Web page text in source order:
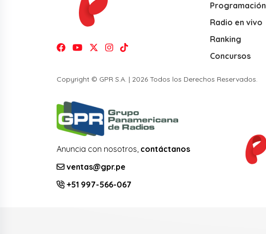
Programación
Radio en vivo
Ranking
Concursos
Copyright © GPR S.A. | 2026 Todos los Derechos Reservados.
Anuncia con nosotros, contáctanos
ventas@gpr.pe
+51 997-566-067